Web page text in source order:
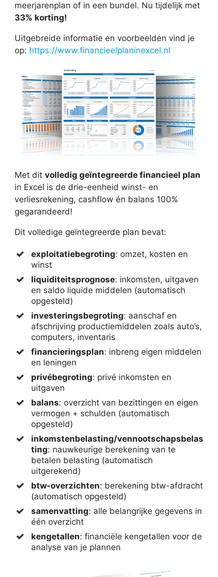
meerjarenplan of in een bundel. Nu tijdelijk met
33% korting!
Uitgebreide informatie en voorbeelden vind je
op: https://www.financieelplaninexcel.nl
Met dit volledig geïntegreerde financieel plan
in Excel is de drie-eenheid winst- en
verliesrekening, cashflow én balans 100%
gegarandeerd!
Dit volledige geïntegreerde plan bevat:
exploitatiebegroting: omzet, kosten en
winst
liquiditeitsprognose: inkomsten, uitgaven
en saldo liquide middelen (automatisch
opgesteld)
investeringsbegroting: aanschaf en
afschrijving productiemiddelen zoals auto’s,
computers, inventaris
financieringsplan: inbreng eigen middelen
en leningen
privébegroting: privé inkomsten en
uitgaven
balans: overzicht van bezittingen en eigen
vermogen + schulden (automatisch
opgesteld)
inkomstenbelasting/vennootschapsbelas
ting: nauwkeurige berekening van te
betalen belasting (automatisch
uitgerekend)
btw-overzichten: berekening btw-afdracht
(automatisch opgesteld)
samenvatting: alle belangrijke gegevens in
één overzicht
kengetallen: financiële kengetallen voor de
analyse van je plannen